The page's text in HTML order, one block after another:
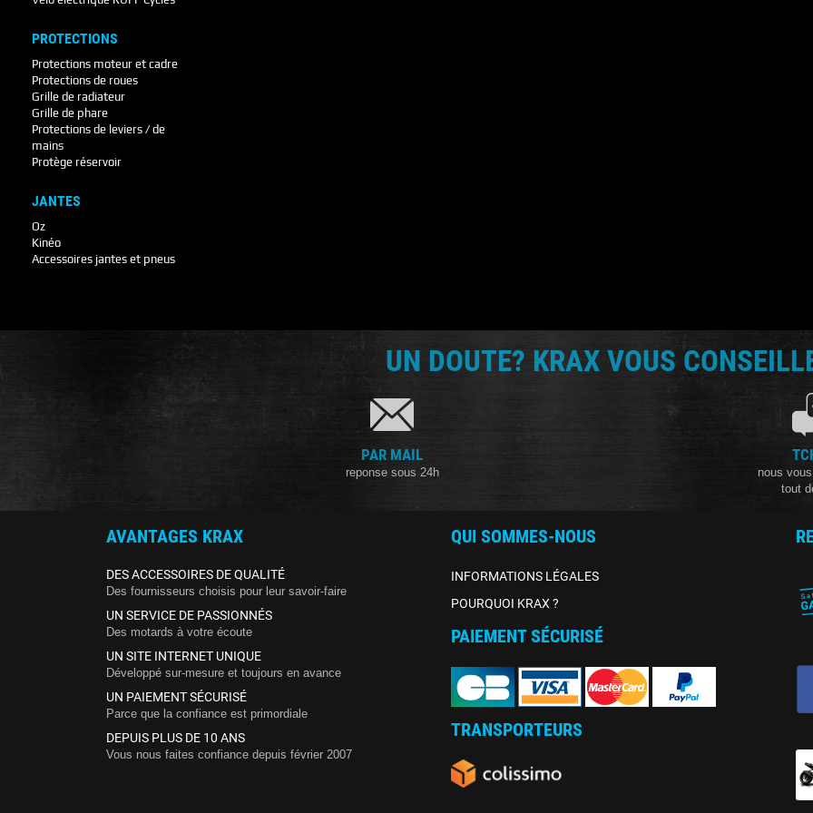
PROTECTIONS
Protections moteur et cadre
Protections de roues
Grille de radiateur
Grille de phare
Protections de leviers / de
mains
Protège réservoir
JANTES
Oz
Kinéo
Accessoires jantes et pneus
UN DOUTE? KRAX VOUS
PAR MAIL
reponse sous 24h
nous
tout
AVANTAGES KRAX
DES ACCESSOIRES DE QUALITÉ
Des fournisseurs choisis pour leur savoir-faire
UN SERVICE DE PASSIONNÉS
Des motards à votre écoute
UN SITE INTERNET UNIQUE
Développé sur-mesure et toujours en avance
UN PAIEMENT SÉCURISÉ
Parce que la confiance est primordiale
DEPUIS PLUS DE 10 ANS
Vous nous faites confiance depuis février 2007
QUI SOMMES-NOUS
INFORMATIONS LÉGALES
POURQUOI KRAX ?
PAIEMENT SÉCURISÉ
TRANSPORTEURS